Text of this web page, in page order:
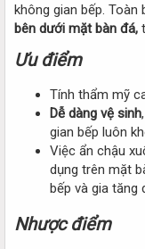
không gian bếp.
bên dưới mặt bàn đá,
Ưu điểm
Tính thẩm mỹ
Dễ dàng vệ sinh
gian bếp luôn
Việc ẩn chậu
dụng trên mặt
bếp và gia tăng
Nhược điểm